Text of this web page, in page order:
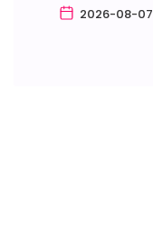
2026-08-07